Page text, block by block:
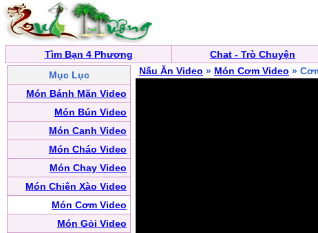
Tìm Bạn 4 Phương Chat - Trò Chuyện
Mục Lục
Món Bánh Mặn Video
Món Bún Video
Món Canh Video
Món Cháo Video
Món Chay Video
Món Chiên Xào Video
Món Cơm Video
Món Gỏi Video
Nấu Ăn Video » Món Cơm Video »